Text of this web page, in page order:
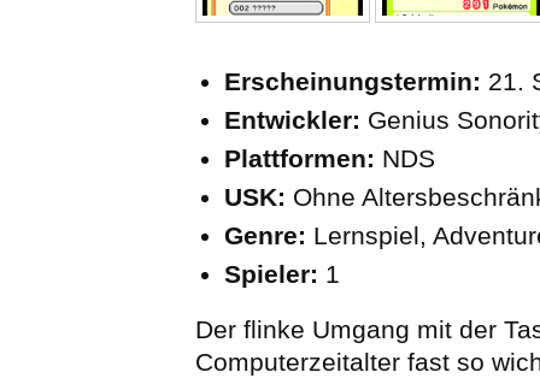
Erscheinungstermin: 21.
Entwickler: Genius
Plattformen: NDS
USK: Ohne
Genre: Lernspiel,
Spieler: 1
Der flinke Umgang mit der
Computerzeitalter fast so